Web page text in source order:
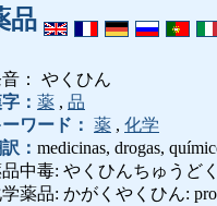
品
： やくひん
： 薬 , 品
ワード： 薬 , 化学
： medicinas, drogas,
中毒: やくひんちゅうどく
薬品: かがくやくひん: